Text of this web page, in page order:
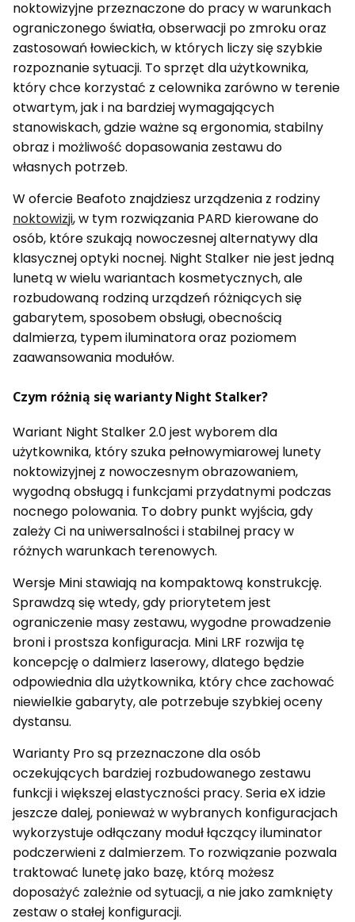
noktowizyjne przeznaczone do pracy w warunkach
ograniczonego światła, obserwacji po zmroku oraz
zastosowań łowieckich, w których liczy się szybkie
rozpoznanie sytuacji. To sprzęt dla użytkownika,
który chce korzystać z celownika zarówno w terenie
otwartym, jak i na bardziej wymagających
stanowiskach, gdzie ważne są ergonomia, stabilny
obraz i możliwość dopasowania zestawu do
własnych potrzeb.
W ofercie Beafoto znajdziesz urządzenia z rodziny
noktowizji, w tym rozwiązania PARD kierowane do
osób, które szukają nowoczesnej alternatywy dla
klasycznej optyki nocnej. Night Stalker nie jest jedną
lunetą w wielu wariantach kosmetycznych, ale
rozbudowaną rodziną urządzeń różniących się
gabarytem, sposobem obsługi, obecnością
dalmierza, typem iluminatora oraz poziomem
zaawansowania modułów.
Czym różnią się warianty Night Stalker?
Wariant Night Stalker 2.0 jest wyborem dla
użytkownika, który szuka pełnowymiarowej lunety
noktowizyjnej z nowoczesnym obrazowaniem,
wygodną obsługą i funkcjami przydatnymi podczas
nocnego polowania. To dobry punkt wyjścia, gdy
zależy Ci na uniwersalności i stabilnej pracy w
różnych warunkach terenowych.
Wersje Mini stawiają na kompaktową konstrukcję.
Sprawdzą się wtedy, gdy priorytetem jest
ograniczenie masy zestawu, wygodne prowadzenie
broni i prostsza konfiguracja. Mini LRF rozwija tę
koncepcję o dalmierz laserowy, dlatego będzie
odpowiednia dla użytkownika, który chce zachować
niewielkie gabaryty, ale potrzebuje szybkiej oceny
dystansu.
Warianty Pro są przeznaczone dla osób
oczekujących bardziej rozbudowanego zestawu
funkcji i większej elastyczności pracy. Seria eX idzie
jeszcze dalej, ponieważ w wybranych konfiguracjach
wykorzystuje odłączany moduł łączący iluminator
podczerwieni z dalmierzem. To rozwiązanie pozwala
traktować lunetę jako bazę, którą możesz
doposażyć zależnie od sytuacji, a nie jako zamknięty
zestaw o stałej konfiguracji.